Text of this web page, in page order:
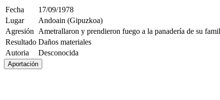
Fecha
17/09/1978
Lugar
Andoain (Gipuzkoa)
Agresión
Ametrallaron y prendieron fuego a la panadería de su
Resultado Daños materiales
Autoria
Desconocida